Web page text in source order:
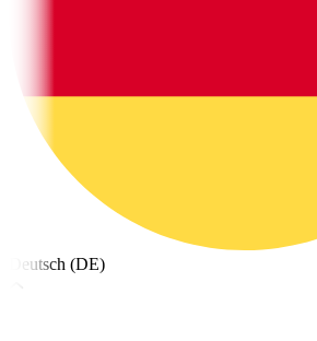
Deutsch (DE)